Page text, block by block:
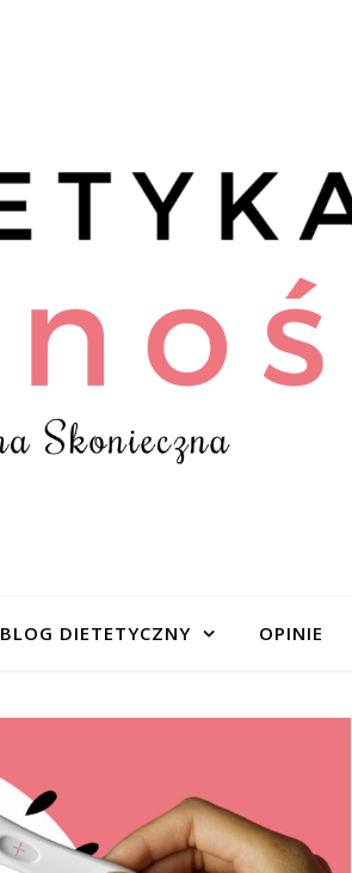
BLOG DIETETYCZNY OPINIE